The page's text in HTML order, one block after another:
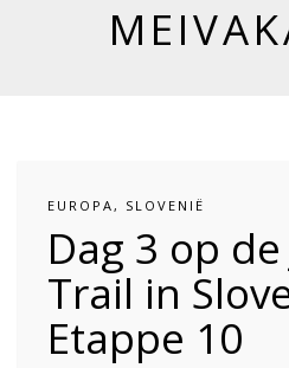
EUROPA, SLOVENIË
Dag 3 op
Trail in
Etappe 10